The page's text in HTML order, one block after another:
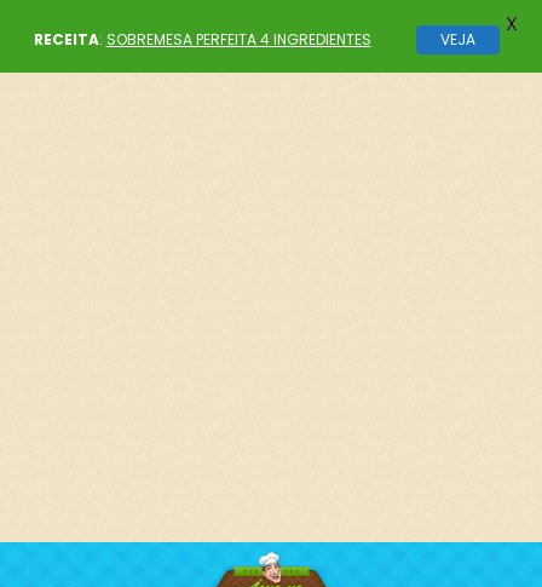
RECEITA: SOBREMESA PERFEITA 4 INGREDIENTES VEJA
X